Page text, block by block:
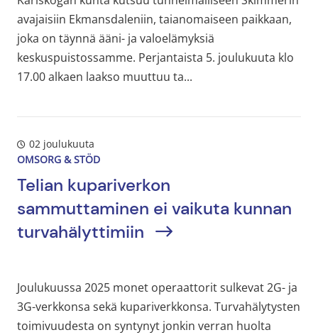
avajaisiin Ekmansdaleniin, taianomaiseen paikkaan,
joka on täynnä ääni- ja valoelämyksiä
keskuspuistossamme. Perjantaista 5. joulukuuta klo
17.00 alkaen laakso muuttuu ta...
02 joulukuuta
OMSORG & STÖD
Telian kupariverkon
sammuttaminen ei vaikuta kunnan
turvahälyttimiin
Joulukuussa 2025 monet operaattorit sulkevat 2G- ja
3G-verkkonsa sekä kupariverkkonsa. Turvahälytysten
toimivuudesta on syntynyt jonkin verran huolta